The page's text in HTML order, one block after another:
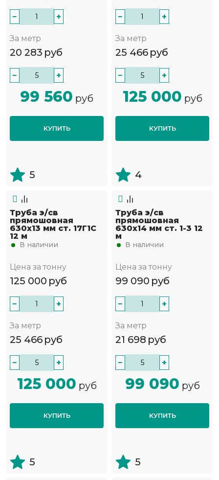
− +
За метр
20 283 руб
− +
99 560 руб
КУПИТЬ
5
− +
За метр
25 466 руб
− +
125 000 руб
КУПИТЬ
4
Труба э/св
прямошовная
630х13 мм ст. 17Г1С
12 м
В наличии
Цена за тонну
125 000 руб
− +
За метр
25 466 руб
− +
125 000 руб
КУПИТЬ
5
Труба э/св
прямошовная
630х14 мм ст. 1-3 12
м
В наличии
Цена за тонну
99 090 руб
− +
За метр
21 698 руб
− +
99 090 руб
КУПИТЬ
5